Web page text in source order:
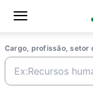
Cargo, profissão, setor